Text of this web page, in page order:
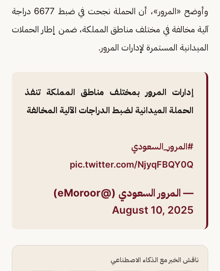
وأوضح «المرور»، أن الحملة نجحت في ضبط 6677 دراجة
آلية مخالفة في مختلف مناطق المملكة، ضمن إطار الحملات
الميدانية المستمرة لإدارات المرور.
إدارات المرور بمختلف مناطق المملكة تنفذ
الحملة الميدانية لضبط الدراجات الآلية المخالفة
#المرور_السعودي
pic.twitter.com/NjyqFBQY0Q
— المرور السعودي (@eMoroor)
August 10, 2025
ناقش الخبر مع الذكاء الاصطناعي